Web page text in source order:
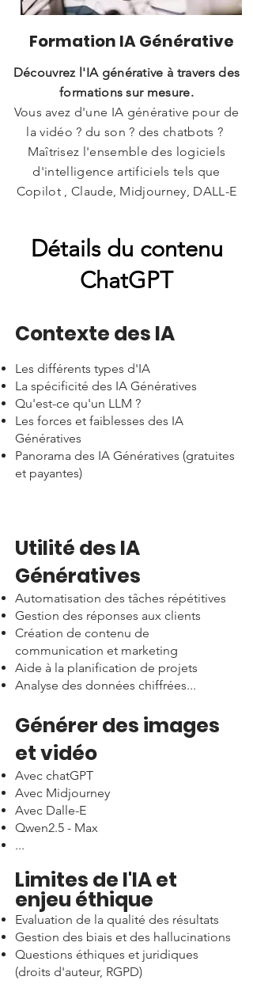
Formation IA Générative
Découvrez l'IA générative à travers des
formations sur mesure.
Vous avez d'une IA générative pour de
la vidéo ? du son ? des chatbots ?
Maîtrisez l'ensemble des logiciels
d'intelligence artificiels tels que
Copilot , Claude, Midjourney, DALL-E
Détails du contenu
ChatGPT
Contexte des IA​
Les différents types d'IA
La spécificité des IA Génératives
Qu'est-ce qu'un LLM ?
Les forces et faiblesses des IA
Génératives
Panorama des IA Génératives (gratuites
et payantes)
Utilité des IA
Génératives​
Automatisation des tâches répétitives
Gestion des réponses aux clients
Création de contenu de
communication et marketing
Aide à la planification de projets
Analyse des données chiffrées...
Générer des images
et vidéo
Avec chatGPT
Avec Midjourney
Avec Dalle-E
Qwen2.5 - Max
...
Limites de l'IA et
enjeu éthique
Evaluation de la qualité des résultats
Gestion des biais et des hallucinations
Questions éthiques et juridiques
(droits d'auteur, RGPD)